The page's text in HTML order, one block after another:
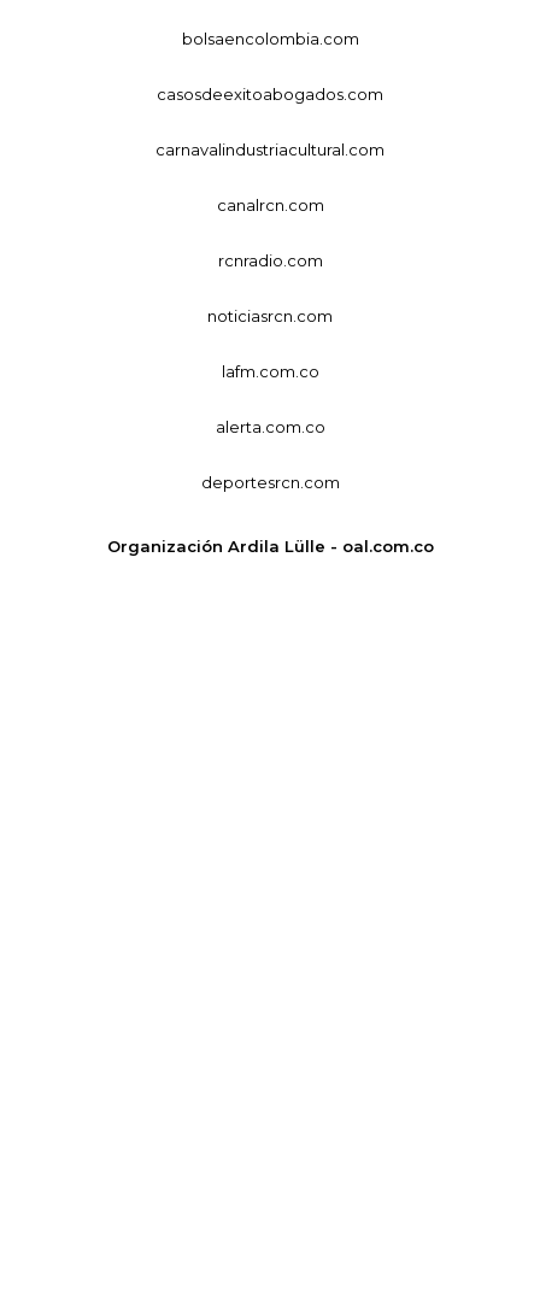
bolsaencolombia.com
casosdeexitoabogados.com
carnavalindustriacultural.com
canalrcn.com
rcnradio.com
noticiasrcn.com
lafm.com.co
alerta.com.co
deportesrcn.com
Organización Ardila Lülle - oal.com.co